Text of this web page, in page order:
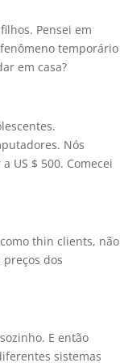
Pensei em
temporário
em casa?
Nós
US $ 500. Comecei
thin clients, não
dos
E então
sistemas